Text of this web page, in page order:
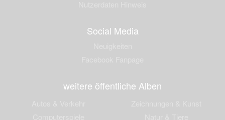
Social Media
weitere öffentliche Alben